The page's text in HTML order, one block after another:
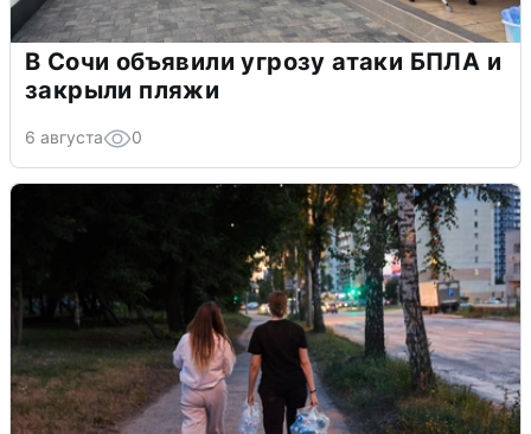
В Сочи объявили угрозу атаки БПЛА и
закрыли пляжи
6 августа 0